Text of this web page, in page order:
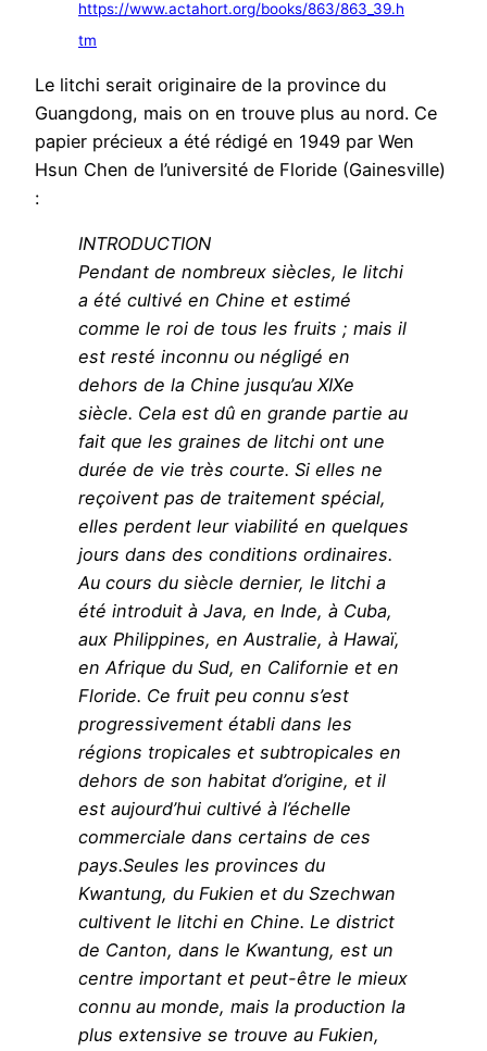
https://www.actahort.org/books/863/863_39.h
tm
Le litchi serait originaire de la province du
Guangdong, mais on en trouve plus au nord. Ce
papier précieux a été rédigé en 1949 par Wen
Hsun Chen de l’université de Floride (Gainesville)
:
INTRODUCTION
Pendant de nombreux siècles, le litchi
a été cultivé en Chine et estimé
comme le roi de tous les fruits ; mais il
est resté inconnu ou négligé en
dehors de la Chine jusqu’au XIXe
siècle. Cela est dû en grande partie au
fait que les graines de litchi ont une
durée de vie très courte. Si elles ne
reçoivent pas de traitement spécial,
elles perdent leur viabilité en quelques
jours dans des conditions ordinaires.
Au cours du siècle dernier, le litchi a
été introduit à Java, en Inde, à Cuba,
aux Philippines, en Australie, à Hawaï,
en Afrique du Sud, en Californie et en
Floride. Ce fruit peu connu s’est
progressivement établi dans les
régions tropicales et subtropicales en
dehors de son habitat d’origine, et il
est aujourd’hui cultivé à l’échelle
commerciale dans certains de ces
pays.Seules les provinces du
Kwantung, du Fukien et du Szechwan
cultivent le litchi en Chine. Le district
de Canton, dans le Kwantung, est un
centre important et peut-être le mieux
connu au monde, mais la production la
plus extensive se trouve au Fukien,